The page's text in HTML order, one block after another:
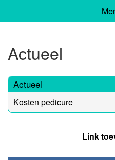
Actueel
Actueel
Kosten pedicure
Link